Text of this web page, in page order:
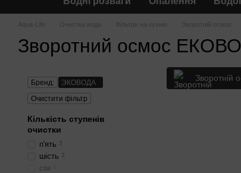
Aqua-Life Очистка води Фільтри на кухню Зворотній осмос
Зворотний осмос
Зворотній
Бренд:
ЭКОВОДА
Очистити фільтр
Кількість ступенів
очистки
п'ять 3
шість 3
сім